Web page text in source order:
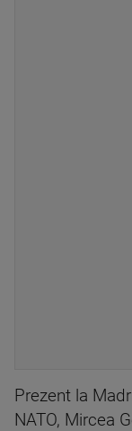
Prezent la
NATO, Mircea